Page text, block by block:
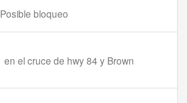
Posible bloqueo
en el cruce de hwy 84 y Brown